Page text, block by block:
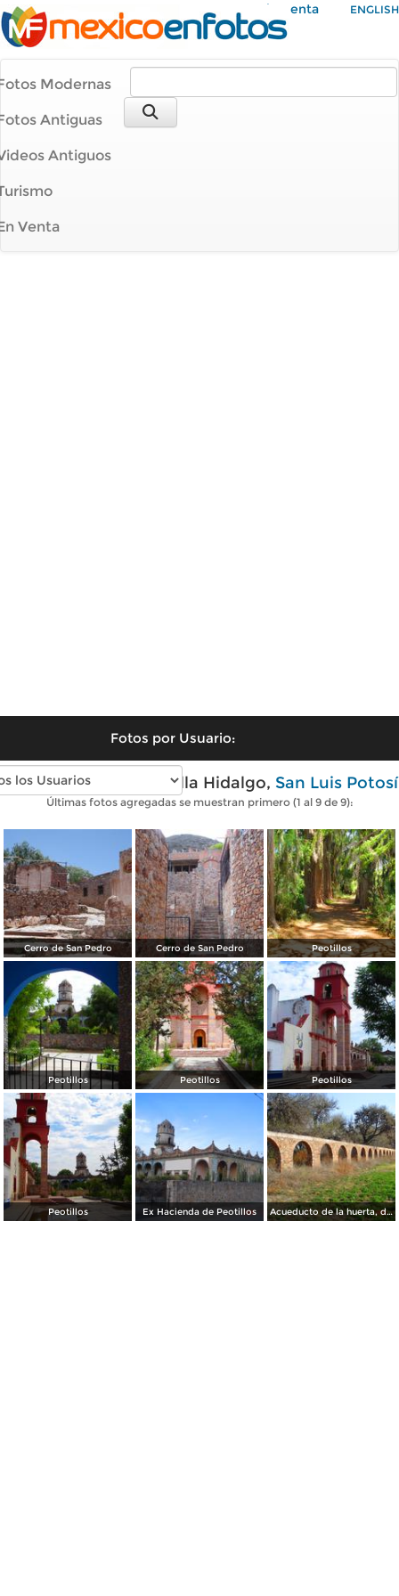
Mi Cuenta ENGLISH
Modernas
Antiguas
Antiguos
Venta
Fotos por Usuario:
Fotos modernas de Villa Hidalgo, San Luis Potosí
Últimas fotos agregadas se muestran primero (1 al 9 de 9):
Cerro de San Pedro Cerro de San Pedro Peotillos
Peotillos Peotillos Peotillos
Peotillos Ex Hacienda de Peotillos Acueducto de la huerta, de la ex Hacienda de Peotillos